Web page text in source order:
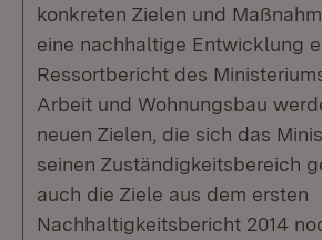
konkreten Zielen und
eine nachhaltige Entwicklung
Ressortbericht des
Arbeit und Wohnungsbau
neuen Zielen, die sich das
seinen Zuständigkeitsbereich
auch die Ziele aus dem ersten
Nachhaltigkeitsbericht 2014